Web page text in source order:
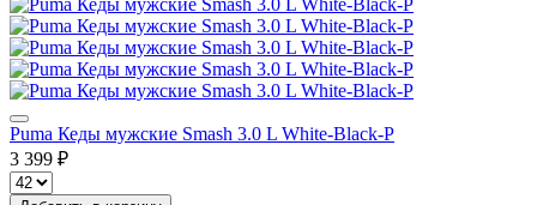
Puma Кеды мужские Smash 3.0 L White-Black-P
3 399 ₽